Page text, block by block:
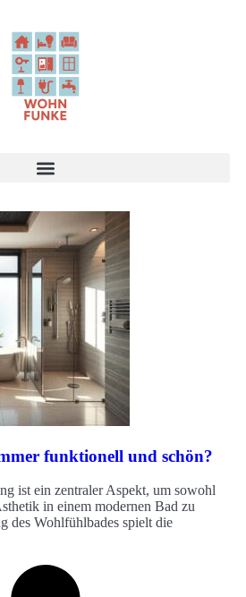
funktionell und schön?
ist ein zentraler Aspekt, um sowohl
in einem modernen Bad zu
des Wohlfühlbades spielt die